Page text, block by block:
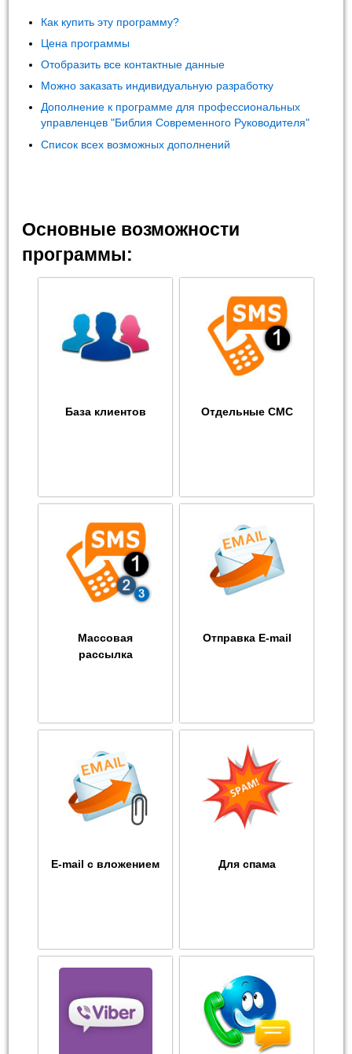
Как купить эту программу?
Цена программы
Отобразить все контактные данные
Можно заказать индивидуальную разработку
Дополнение к программе для профессиональных
управленцев "Библия Современного Руководителя"
Список всех возможных дополнений
Основные возможности
программы:
База клиентов Отдельные СМС
Массовая
рассылка
Отправка E-mail
E-mail с вложением Для спама